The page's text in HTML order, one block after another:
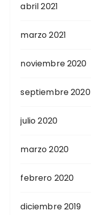
abril 2021
marzo 2021
noviembre 2020
septiembre 2020
julio 2020
marzo 2020
febrero 2020
diciembre 2019